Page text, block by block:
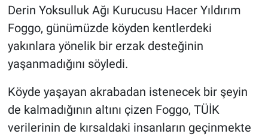
Derin Yoksulluk Ağı Kurucusu Hacer Yıldırım
Foggo, günümüzde köyden kentlerdeki
yakınlara yönelik bir erzak desteğinin
yaşanmadığını söyledi.
Köyde yaşayan akrabadan istenecek bir şeyin
de kalmadığının altını çizen Foggo, TÜİK
verilerinin de kırsaldaki insanların geçinmekte